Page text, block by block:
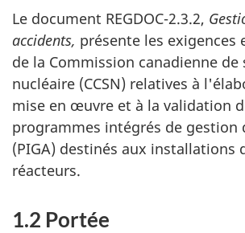
Le document REGDOC-2.3.2,
accidents, présente les
de la Commission canadienne de
nucléaire (CCSN) relatives à
mise en œuvre et à la validation
programmes intégrés de gestion
(PIGA) destinés aux installations
réacteurs.
1.2 Portée